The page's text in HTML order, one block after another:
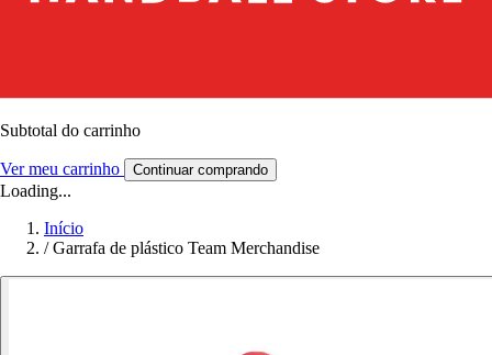
Subtotal do carrinho
Ver meu carrinho Continuar comprando
Loading...
Início
/ Garrafa de plástico Team Merchandise